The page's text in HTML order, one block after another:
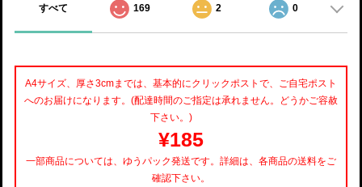
すべて 169 2 0
A4サイズ、厚さ3cmまでは、基本的にクリックポストで、ご自宅ポスト
へのお届けになります。(配達時間のご指定は承れません。どうかご容赦
下さい。)
¥185
一部商品については、ゆうパック発送です。詳細は、各商品の送料をご
確認下さい。